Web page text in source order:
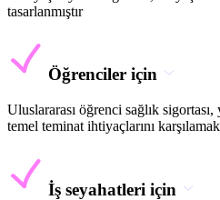
tasarlanmıştır
Öğrenciler için
Uluslararası öğrenci sağlık
temel teminat ihtiyaçlarını
İş seyahatleri için